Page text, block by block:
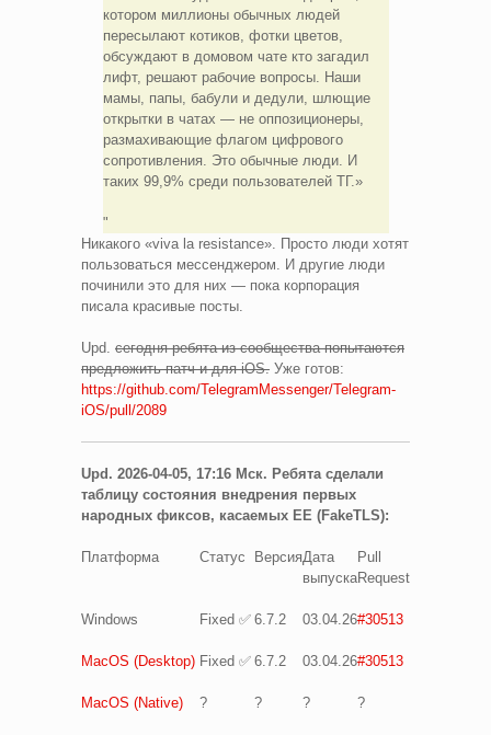
котором миллионы обычных людей
пересылают котиков, фотки цветов,
обсуждают в домовом чате кто загадил
лифт, решают рабочие вопросы. Наши
мамы, папы, бабули и дедули, шлющие
открытки в чатах — не оппозиционеры,
размахивающие флагом цифрового
сопротивления. Это обычные люди. И
таких 99,9% среди пользователей ТГ.»
Никакого «viva la resistance». Просто люди хотят
пользоваться мессенджером. И другие люди
починили это для них — пока корпорация
писала красивые посты.
Upd. сегодня ребята из сообщества попытаются
предложить патч и для iOS. Уже готов:
https://github.com/TelegramMessenger/Telegram-
iOS/pull/2089
Upd. 2026-04-05, 17:16 Мск. Ребята сделали
таблицу состояния внедрения первых
народных фиксов, касаемых EE (FakeTLS):
Платформа Статус ВерсияДата
выпуска
Pull
Request
Windows Fixed ✅ 6.7.2 03.04.26#30513
MacOS (Desktop) Fixed ✅ 6.7.2 03.04.26#30513
MacOS (Native) ? ? ? ?